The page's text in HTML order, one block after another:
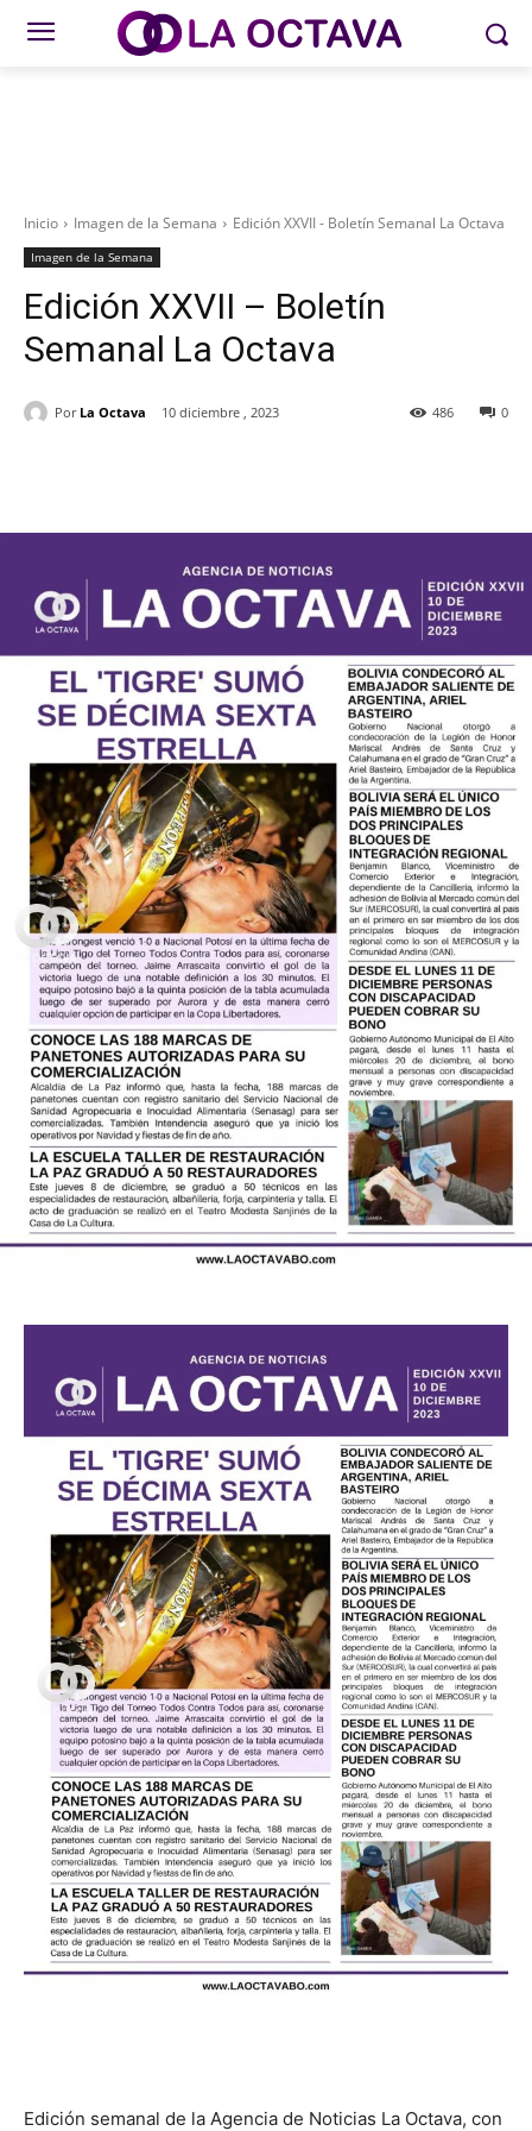
Inicio Imagen de la Semana Edición XXVII - Boletín Semanal La Octava
Imagen de la Semana
Edición XXVII – Boletín
Semanal La Octava
Por La Octava 10 diciembre , 2023 0
486
Edición semanal de la Agencia de Noticias La Octava, con